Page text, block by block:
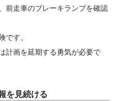
前走車のブレーキランプを確認
です。
計画を延期する勇気が必要で
を見続ける